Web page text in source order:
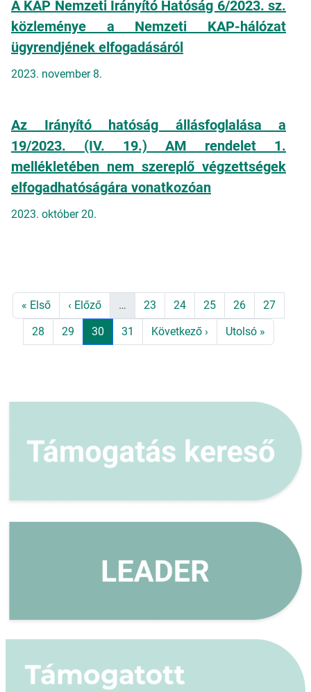
A KAP Nemzeti Irányító Hatóság 6/2023. sz.
közleménye a Nemzeti KAP-hálózat
ügyrendjének elfogadásáról
2023. november 8.
Az Irányító hatóság állásfoglalása a
19/2023. (IV. 19.) AM rendelet 1.
mellékletében nem szereplő végzettségek
elfogadhatóságára vonatkozóan
2023. október 20.
Oldalszámozás
Első oldal
« Első Előző oldal
‹ Előző … Page
23 Page
24 Page
25 Page
26 Page
27
Page
28 Page
29 Jelenlegi oldal
30 Page
31 Következő oldal
Következő › Utolsó oldal
Utolsó »